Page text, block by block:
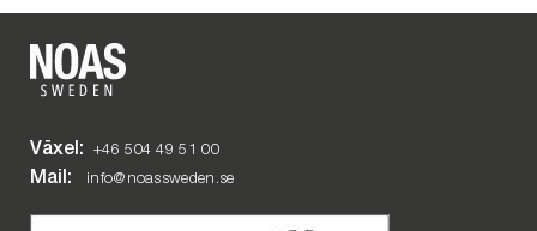
Växel: +46 504 49 51 00
Mail: info@noassweden.se